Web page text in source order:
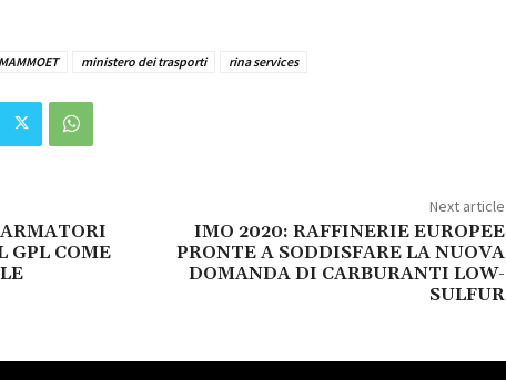
MAMMOET ministero dei trasporti rina services
GPL COME
Next article
IMO 2020: RAFFINERIE EUROPEE
PRONTE A SODDISFARE LA NUOVA
DOMANDA DI CARBURANTI LOW-
SULFUR